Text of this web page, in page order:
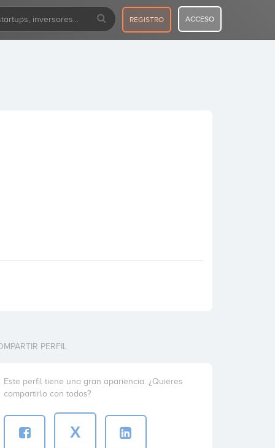
REGISTRO ACCESO
PERFIL
Este perfil tiene una gran apariencia. ¿Quieres
compartirlo con todos?
X